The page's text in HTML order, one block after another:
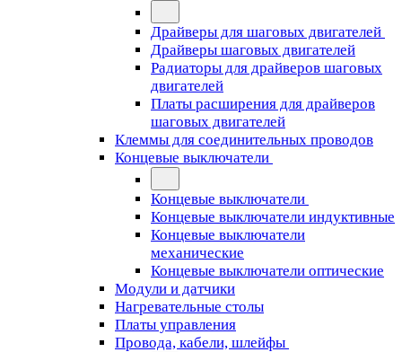
Драйверы для шаговых двигателей
Драйверы шаговых двигателей
Радиаторы для драйверов шаговых
двигателей
Платы расширения для драйверов
шаговых двигателей
Клеммы для соединительных проводов
Концевые выключатели
Концевые выключатели
Концевые выключатели индуктивные
Концевые выключатели
механические
Концевые выключатели оптические
Модули и датчики
Нагревательные столы
Платы управления
Провода, кабели, шлейфы